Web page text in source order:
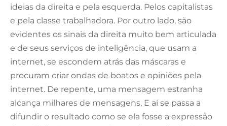
ideias da direita e pela esquerda. Pelos capitalistas
e pela classe trabalhadora. Por outro lado, são
evidentes os sinais da direita muito bem articulada
e de seus serviços de inteligência, que usam a
internet, se escondem atrás das máscaras e
procuram criar ondas de boatos e opiniões pela
internet. De repente, uma mensagem estranha
alcança milhares de mensagens. E aí se passa a
difundir o resultado como se ela fosse a expressão